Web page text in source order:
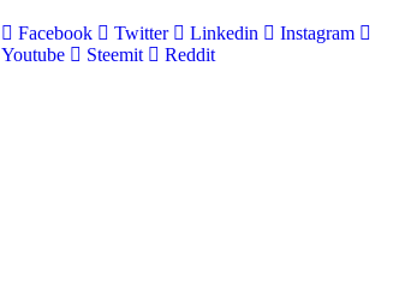
Facebook Twitter Linkedin
Instagram
Youtube
Steemit Reddit